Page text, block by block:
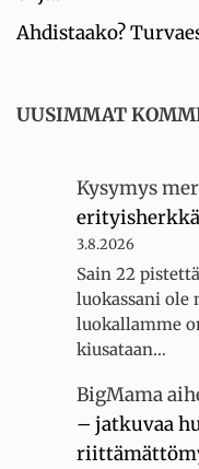
Ahdistaako?
UUSIMMAT
Kysymys
3.8.2026
Sain 22
luokassani ole
luokallamme
kiusataan…
BigMama
– jatkuvaa